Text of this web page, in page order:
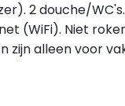
2 douche/
(WiFi). Niet
zijn alleen voor